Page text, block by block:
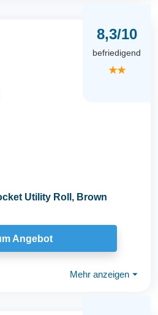
8,3/10
befriedigend
★★
Utility Roll, Brown
Angebot
Mehr anzeigen ⏷